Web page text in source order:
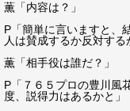
薫「内容は？」
P「簡単に言いますと、
人は賛成するか反対する
薫「相手役は誰だ？」
P「７６５プロの豊川風
度、説得力はあるかと」